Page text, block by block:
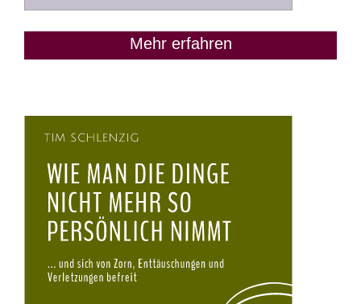
Mehr erfahren